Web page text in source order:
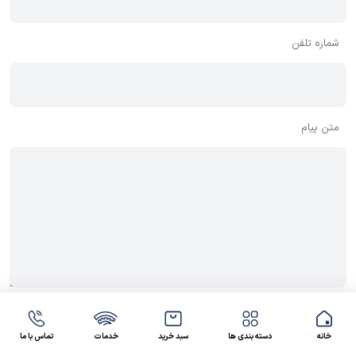
شماره تلفن
متن پیام
کد کپچا
خانه دسته بندی ها سبد خرید خدمات تماس با ما